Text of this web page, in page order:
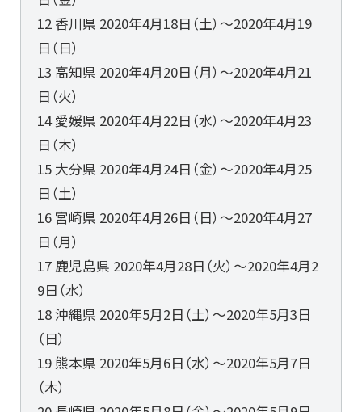
12 香川県 2020年4月18日（土）～2020年4月19
日（日）
13 高知県 2020年4月20日（月）～2020年4月21
日（火）
14 愛媛県 2020年4月22日（水）～2020年4月23
日（木）
15 大分県 2020年4月24日（金）～2020年4月25
日（土）
16 宮崎県 2020年4月26日（日）～2020年4月27
日（月）
17 鹿児島県 2020年4月28日（火）～2020年4月2
9日（水）
18 沖縄県 2020年5月2日（土）～2020年5月3日
（日）
19 熊本県 2020年5月6日（水）～2020年5月7日
（木）